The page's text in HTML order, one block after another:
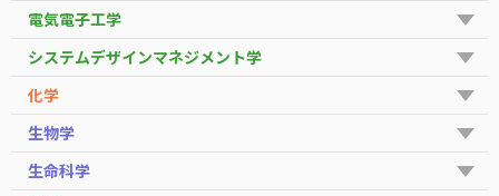
電気電子工学
システムデザインマネジメント学
化学
生物学
生命科学